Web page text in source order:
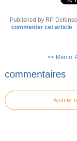
Published by RP Defense
commenter cet article
<< Memo:
commentaires
Ajouter